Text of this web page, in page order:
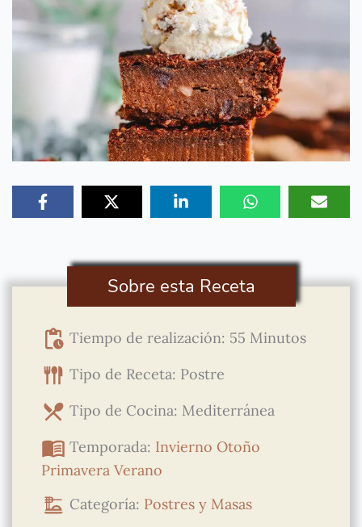
Sobre esta Receta
Tiempo de realización: 55 Minutos
Tipo de Receta: Postre
Tipo de Cocina: Mediterránea
Temporada: Invierno Otoño
Primavera Verano
Categoría: Postres y Masas